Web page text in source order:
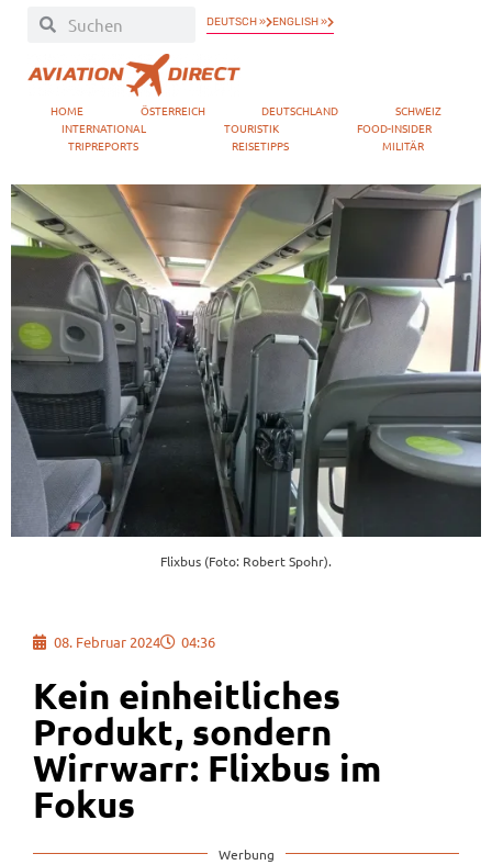
DEUTSCH » ENGLISH »
HOME ÖSTERREICH DEUTSCHLAND
SCHWEIZ
INTERNATIONAL
TOURISTIK
FOOD-INSIDER
TRIPREPORTS
REISETIPPS MILITÄR
Flixbus (Foto: Robert Spohr).
08. Februar 2024 04:36
Kein einheitliches
Produkt, sondern
Wirrwarr: Flixbus im
Fokus
Werbung